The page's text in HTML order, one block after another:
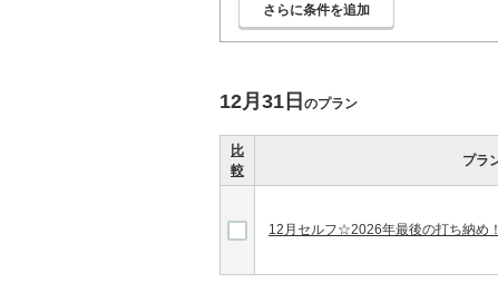
さらに条件を追加
12月31日 のプラン
比
較
プラ
12月セルフ☆2026年最後の打ち納め